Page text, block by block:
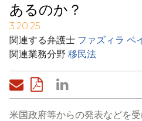
あるのか？
3.20.25
関連する弁護士 ファズィラ ベ
関連業務分野 移民法
米国政府等からの発表などを